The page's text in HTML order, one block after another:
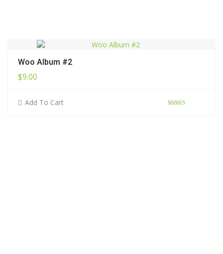
Woo Album #2
$9.00
Add To Cart